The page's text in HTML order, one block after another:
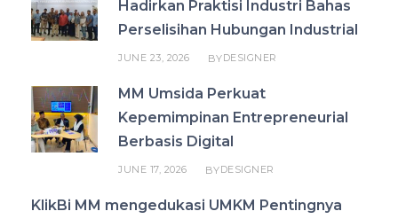
Hadirkan Praktisi Industri Bahas
Perselisihan Hubungan Industrial
JUNE 23, 2026 BYDESIGNER
MM Umsida Perkuat
Kepemimpinan Entrepreneurial
Berbasis Digital
JUNE 17, 2026 BYDESIGNER
KlikBi MM mengedukasi UMKM Pentingnya